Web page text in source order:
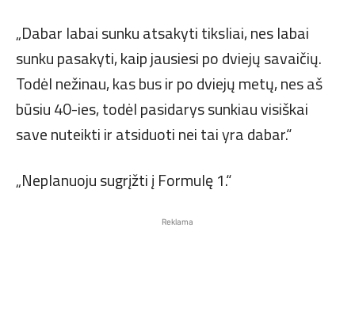
„Dabar labai sunku atsakyti tiksliai, nes labai
sunku pasakyti, kaip jausiesi po dviejų savaičių.
Todėl nežinau, kas bus ir po dviejų metų, nes aš
būsiu 40-ies, todėl pasidarys sunkiau visiškai
save nuteikti ir atsiduoti nei tai yra dabar.“
„Neplanuoju sugrįžti į Formulę 1.“
Reklama